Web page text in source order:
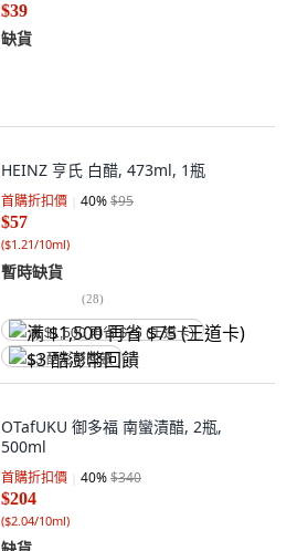
$39
缺貨
HEINZ 亨氏 白醋, 473ml, 1瓶
首購折扣價 40%$95
$57
($1.21/10ml)
暫時缺貨
(28)
满 $1,500 再省 $75 (王道卡)
$3 酷澎幣回饋
OTafUKU 御多福 南蠻漬醋, 2瓶,
500ml
首購折扣價 40%$340
$204
($2.04/10ml)